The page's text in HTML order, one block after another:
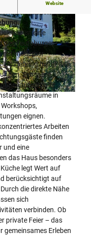
Website
ist eine
des Teutoburger
mit moderner
Umgebung bietet das
Seminare,
in
eignen.
Arbeiten
finden
und eine
das Haus besonders
legt Wert auf
berücksichtigt auf
die direkte Nähe
sich
verbinden. Ob
private Feier – das
Erleben